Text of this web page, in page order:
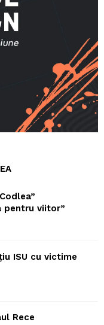
pentru viitor”
ISU cu victime
Rece